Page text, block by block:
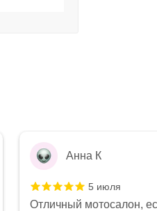
Анна К
5 июля
Отличный мотосалон,